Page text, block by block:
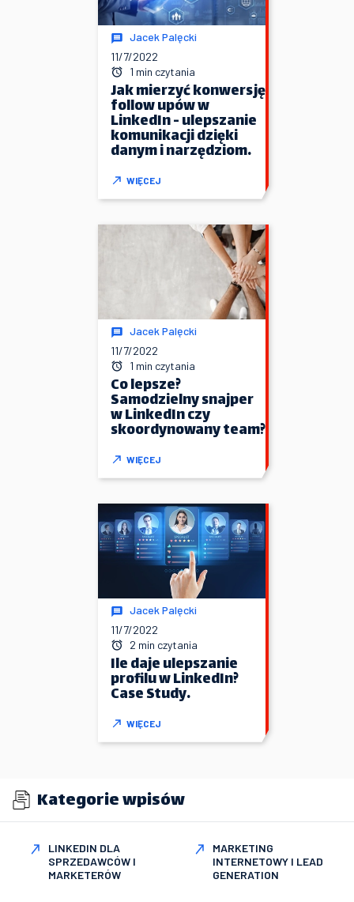
Jacek Palęcki
11/7/2022
1 min czytania
Jak mierzyć konwersję
follow upów w
LinkedIn - ulepszanie
komunikacji dzięki
danym i narzędziom.
WIĘCEJ
Jacek Palęcki
11/7/2022
1 min czytania
Co lepsze?
Samodzielny snajper
w LinkedIn czy
skoordynowany team?
WIĘCEJ
Jacek Palęcki
11/7/2022
2 min czytania
Ile daje ulepszanie
profilu w LinkedIn?
Case Study.
WIĘCEJ
Kategorie wpisów
LINKEDIN DLA
SPRZEDAWCÓW I
MARKETERÓW
MARKETING
INTERNETOWY I LEAD
GENERATION